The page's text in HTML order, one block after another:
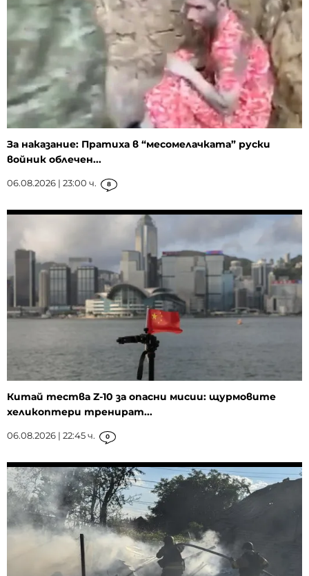
За наказание: Пратиха в “месомелачката” руски
войник облечен...
06.08.2026 | 23:00 ч. 8
Китай тества Z-10 за опасни мисии: щурмовите
хеликоптери тренират...
06.08.2026 | 22:45 ч. 0